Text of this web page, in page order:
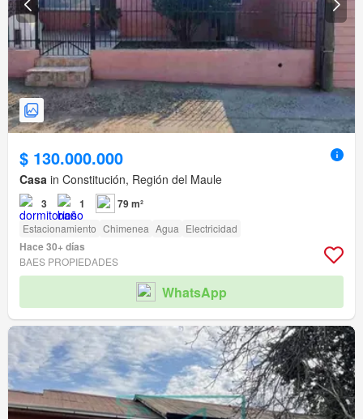
$ 130.000.000
Casa in Constitución, Región del Maule
3 1 79 m²
Estacionamiento Chimenea Agua Electricidad
Hace 30+ días
BAES PROPIEDADES
WhatsApp